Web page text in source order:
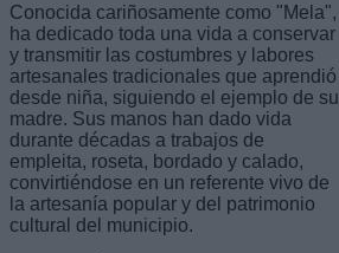
Conocida cariñosamente como "Mela",
ha dedicado toda una vida a conservar
y transmitir las costumbres y labores
artesanales tradicionales que aprendió
desde niña, siguiendo el ejemplo de su
madre. Sus manos han dado vida
durante décadas a trabajos de
empleita, roseta, bordado y calado,
convirtiéndose en un referente vivo de
la artesanía popular y del patrimonio
cultural del municipio.